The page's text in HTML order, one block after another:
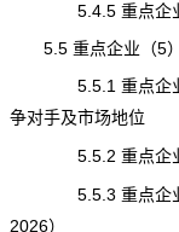
5.4.5 重点企业
5.5 重点企业（5）
5.5.1 重点企业（5
争对手及市场地位
5.5.2 重点企业（
5.5.3 重点企业（5
2026）